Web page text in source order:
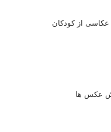
عکاسی از کودکان